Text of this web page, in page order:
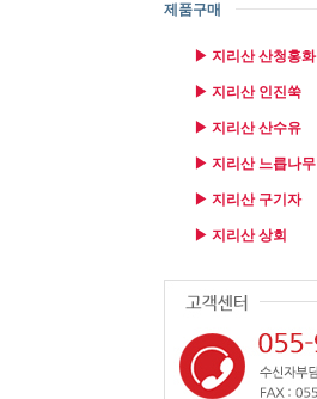
제품구매
▶ 지리산 산청홍화
▶ 지리산 인진쑥
▶ 지리산 산수유
▶ 지리산 느릅나무
▶ 지리산 구기자
▶ 지리산 상회